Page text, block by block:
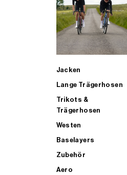
Jacken
Lange Trägerhosen
Trikots &
Trägerhosen
Westen
Baselayers
Zubehör
Aero
ALLE TRIATHLONARTIKEL